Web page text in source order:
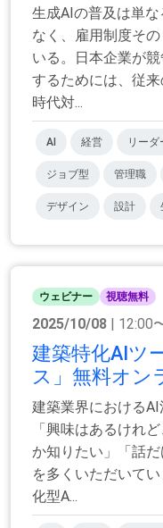
生成AIの普及は単
なく、雇用制度そ
いる。日本企業が
するためには、従
時代対...
AI 経営 リー
ジョブ型 管理職
デザイン 設計
ウェビナー 視聴無料
2025/10/08 | 12:00
建築特化AIツ
ス」無料オン
建築業界におけるAI
「興味はあるけれ
か知りたい」「話
を多くいただいて
化型A...